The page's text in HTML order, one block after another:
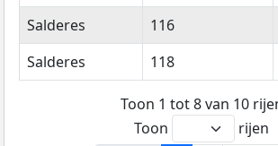
Salderes
116
Salderes
118
Toon 1 tot 8 van 10
Toon
rijen